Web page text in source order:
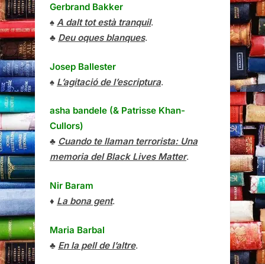
Gerbrand Bakker
♠ A dalt tot està tranquil.
♣ Deu oques blanques.
Josep Ballester
♠ L’agitació de l’escriptura.
asha bandele (& Patrisse Khan-
Cullors)
♣ Cuando te llaman terrorista: Una
memoria del Black Lives Matter.
Nir Baram
♦ La bona gent.
Maria Barbal
♣ En la pell de l’altre.